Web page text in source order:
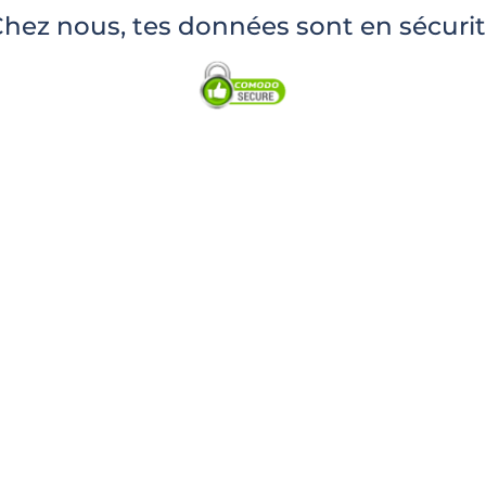
nous, tes données sont en